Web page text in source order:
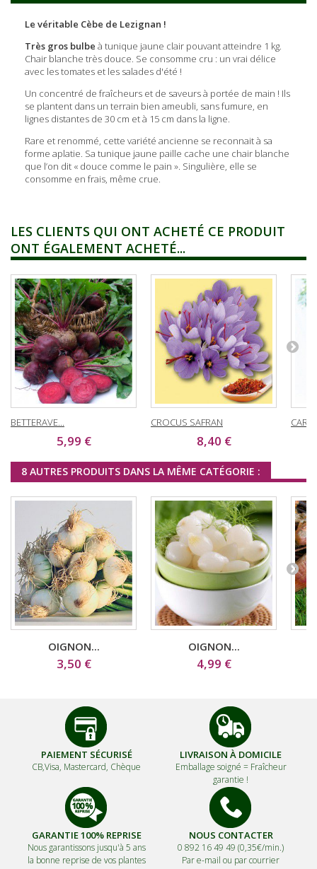
Le véritable Cèbe de Lezignan !
Très gros bulbe à tunique jaune clair pouvant atteindre 1 kg.
Chair blanche très douce. Se consomme cru : un vrai délice
avec les tomates et les salades d'été !
Un concentré de fraîcheurs et de saveurs à portée de main ! Ils
se plantent dans un terrain bien ameubli, sans fumure, en
lignes distantes de 30 cm et à 15 cm dans la ligne.
Rare et renommé, cette variété ancienne se reconnait à sa
forme aplatie. Sa tunique jaune paille cache une chair blanche
que l’on dit « douce comme le pain ». Singulière, elle se
consomme en frais, même crue.
LES CLIENTS QUI ONT ACHETÉ CE PRODUIT
ONT ÉGALEMENT ACHETÉ...
BETTERAVE...
5,99 €
CROCUS SAFRAN
8,40 €
8 AUTRES PRODUITS DANS LA MÊME CATÉGORIE :
OIGNON...
3,50 €
OIGNON...
4,99 €
PAIEMENT SÉCURISÉ
CB,Visa, Mastercard, Chèque
LIVRAISON À DOMICILE
Emballage soigné = Fraîcheur
garantie !
GARANTIE 100% REPRISE
Nous garantissons jusqu'à 5 ans
la bonne reprise de vos plantes
NOUS CONTACTER
0 892 16 49 49 (0,35€/min.)
Par e-mail ou par courrier